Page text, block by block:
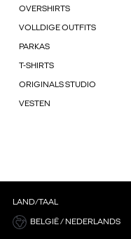
OVERSHIRTS
VOLLDIGE OUTFITS
PARKAS
T-SHIRTS
ORIGINALS STUDIO
VESTEN
LAND/TAAL
BELGIË / NEDERLANDS